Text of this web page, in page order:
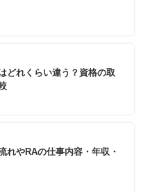
どれくらい違う？資格の取
れやRAの仕事内容・年収・